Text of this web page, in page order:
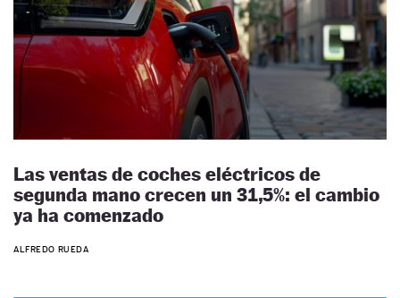
Las ventas de coches eléctricos de
segunda mano crecen un 31,5%: el cambio
ya ha comenzado
ALFREDO RUEDA